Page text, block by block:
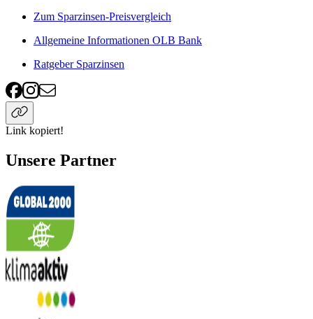
Zum Sparzinsen-Preisvergleich
Allgemeine Informationen OLB Bank
Ratgeber Sparzinsen
Link kopiert!
Unsere Partner